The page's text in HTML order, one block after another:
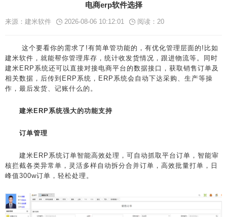
电商erp软件选择
来源：建米软件 2026-08-06 10:12:01 阅读： 20
这个要看你的需求了!有简单管功能的，有优化管理层面的!比如
建米软件，就能帮你管理库存，统计收发货情况，跟进物流等。同时
建米ERP系统还可以直接对接电商平台的数据接口，获取销售订单及
相关数据，后传到ERP系统，ERP系统会自动下达采购、生产等操
作，最后发货、记账什么的。
建米 ERP系统强大的功能支持
订单管理
建米ERP系统订单智能高效处理，可自动抓取平台订单，智能审
核拦截各类异常单，灵活多样自动拆分合并订单，高效批量打单，日
峰值300w订单，轻松处理。